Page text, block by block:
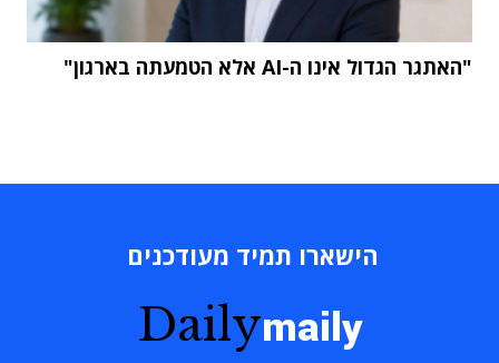
"האתגר הגדול אינו ה-AI אלא הטמעתה בארגון"
הישארו תמיד מעודכנים
Dailymaily